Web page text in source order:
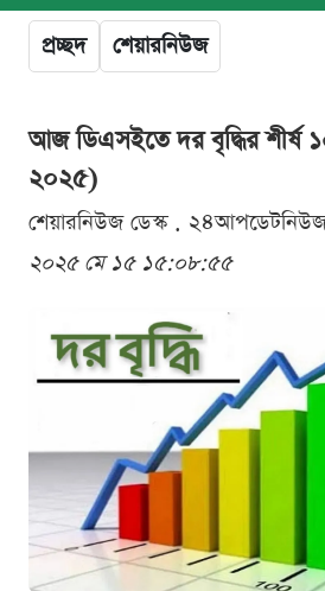
প্রচ্ছদ শেয়ারনিউজ
আজ ডিএসইতে দর বৃদ্ধির শীর্ষ
২০২৫)
শেয়ারনিউজ ডেস্ক .
২০২৫ মে ১৫ ১৫:০৮:৫৫